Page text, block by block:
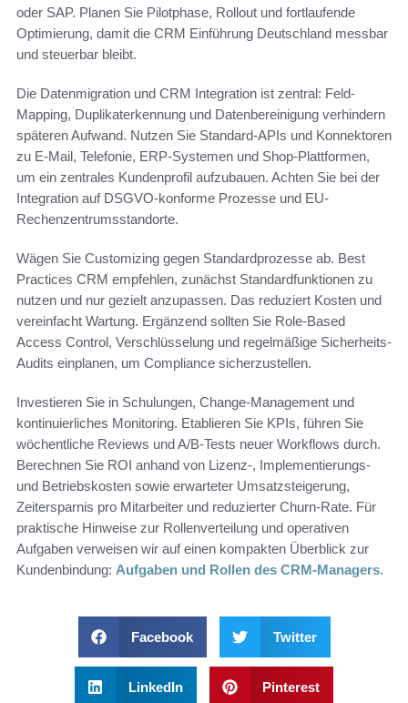
oder SAP. Planen Sie Pilotphase, Rollout und fortlaufende
Optimierung, damit die CRM Einführung Deutschland messbar
und steuerbar bleibt.
Die Datenmigration und CRM Integration ist zentral: Feld-
Mapping, Duplikaterkennung und Datenbereinigung verhindern
späteren Aufwand. Nutzen Sie Standard-APIs und Konnektoren
zu E-Mail, Telefonie, ERP-Systemen und Shop-Plattformen,
um ein zentrales Kundenprofil aufzubauen. Achten Sie bei der
Integration auf DSGVO-konforme Prozesse und EU-
Rechenzentrumsstandorte.
Wägen Sie Customizing gegen Standardprozesse ab. Best
Practices CRM empfehlen, zunächst Standardfunktionen zu
nutzen und nur gezielt anzupassen. Das reduziert Kosten und
vereinfacht Wartung. Ergänzend sollten Sie Role-Based
Access Control, Verschlüsselung und regelmäßige Sicherheits-
Audits einplanen, um Compliance sicherzustellen.
Investieren Sie in Schulungen, Change-Management und
kontinuierliches Monitoring. Etablieren Sie KPIs, führen Sie
wöchentliche Reviews und A/B-Tests neuer Workflows durch.
Berechnen Sie ROI anhand von Lizenz-, Implementierungs-
und Betriebskosten sowie erwarteter Umsatzsteigerung,
Zeitersparnis pro Mitarbeiter und reduzierter Churn-Rate. Für
praktische Hinweise zur Rollenverteilung und operativen
Aufgaben verweisen wir auf einen kompakten Überblick zur
Kundenbindung: Aufgaben und Rollen des CRM-Managers.
Facebook Twitter
LinkedIn Pinterest